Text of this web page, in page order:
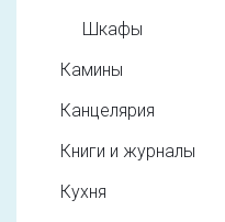
Шкафы
Камины
Канцелярия
Книги и журналы
Кухня